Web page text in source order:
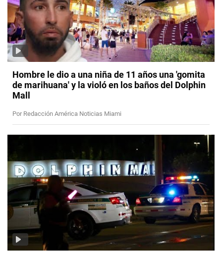
Hombre le dio a una niña de 11 años una 'gomita
de marihuana' y la violó en los baños del Dolphin
Mall
Por Redacción América Noticias Miami